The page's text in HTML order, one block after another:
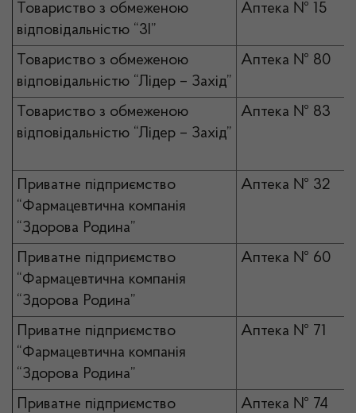
Товариство з обмеженою
відповідальністю “3І”
Аптека № 15
Товариство з обмеженою
відповідальністю “Лідер – Захід”
Аптека № 80
Товариство з обмеженою
відповідальністю “Лідер – Захід”
Аптека № 83
Приватне підприємство
“Фармацевтична компанія
“Здорова Родина”
Аптека № 32
Приватне підприємство
“Фармацевтична компанія
“Здорова Родина”
Аптека № 60
Приватне підприємство
“Фармацевтична компанія
“Здорова Родина”
Аптека № 71
Приватне підприємство
Аптека № 74